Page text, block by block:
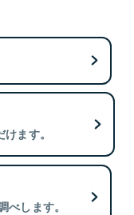
ます。
します。